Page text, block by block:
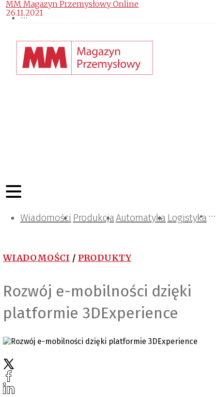
Wiadomości ProdukcjaAutomatyka Logistyka
Projektowanie i konstrukcje
Zarządzanie i IT
Tematy specjalne
WIADOMOŚCI / PRODUKTY
Rozwój e-mobilności dzięki
platformie 3DExperience
MM Magazyn Przemysłowy Online
26.11.2021